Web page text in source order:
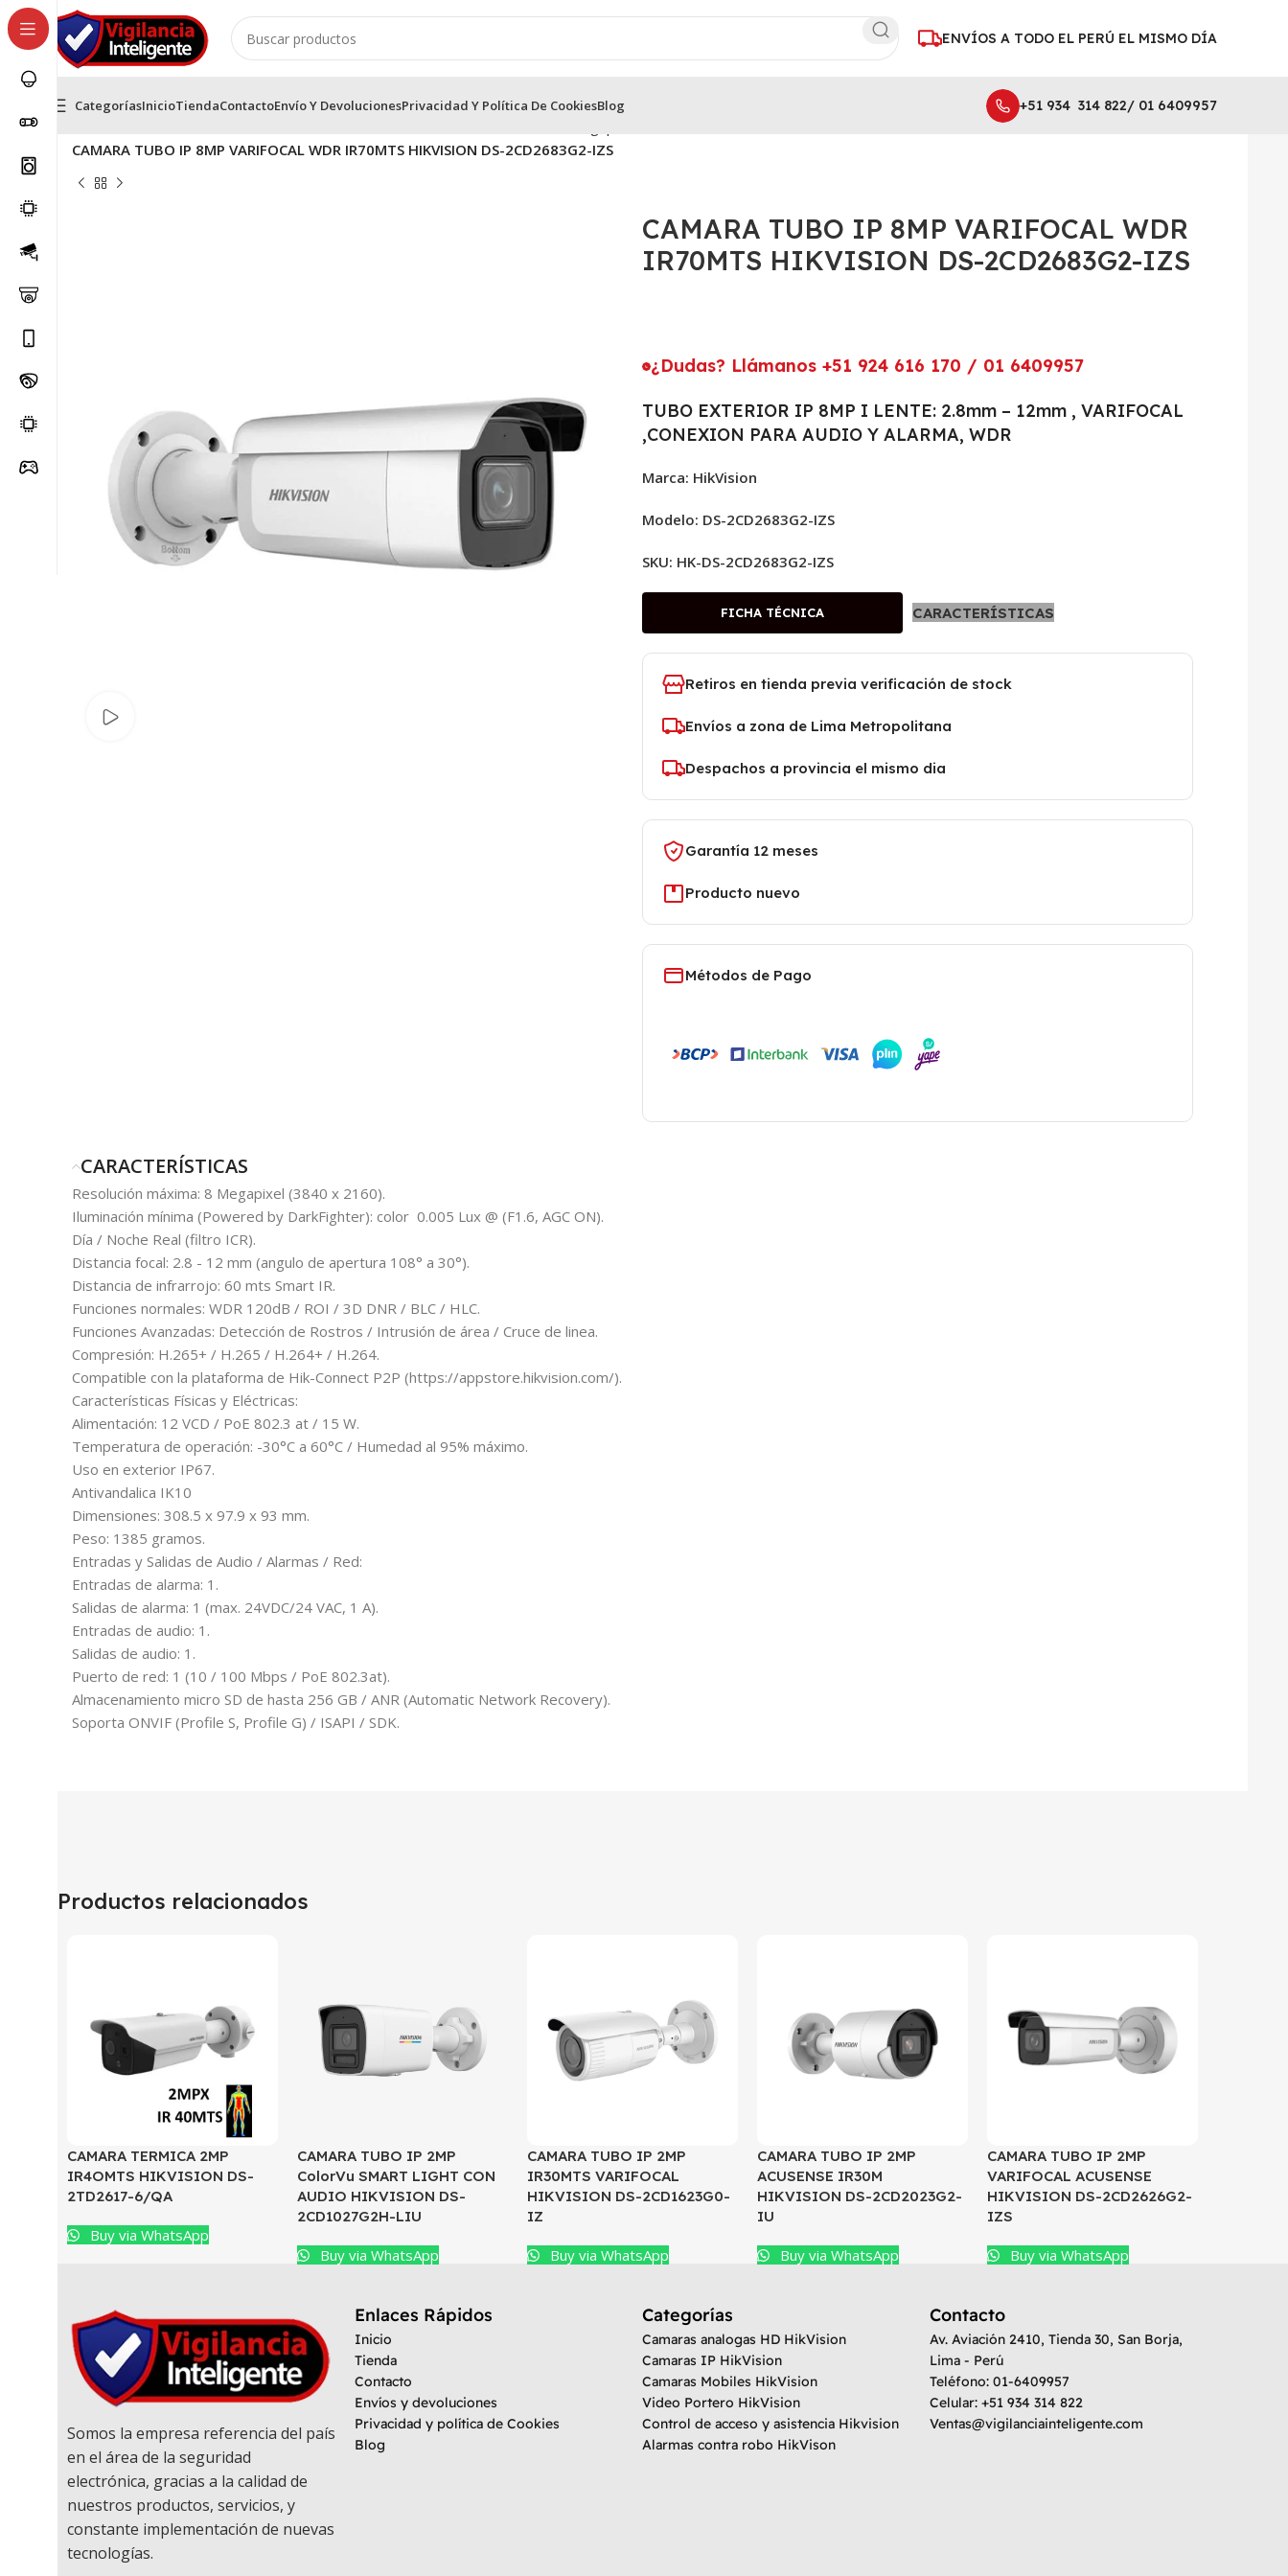
ENVÍOS A TODO EL PERÚ EL MISMO DÍA
CategoríasInicioTiendaContactoEnvío Y DevolucionesPrivacidad Y Política De CookiesBlog +51 934 314 822/ 01 6409957
CAMARA TUBO IP 8MP VARIFOCAL WDR IR70MTS HIKVISION DS-2CD2683G2-IZS
CAMARA TUBO IP 8MP VARIFOCAL WDR
IR70MTS HIKVISION DS-2CD2683G2-IZS
¿Dudas? Llámanos +51 924 616 170 / 01 6409957
TUBO EXTERIOR IP 8MP I LENTE: 2.8mm – 12mm , VARIFOCAL
,CONEXION PARA AUDIO Y ALARMA, WDR
Marca: HikVision
Modelo: DS-2CD2683G2-IZS
SKU: HK-DS-2CD2683G2-IZS
FICHA TÉCNICA CARACTERÍSTICAS
Retiros en tienda previa verificación de stock
Envíos a zona de Lima Metropolitana
Despachos a provincia el mismo dia
Garantía 12 meses
Producto nuevo
Métodos de Pago
CARACTERÍSTICAS
Resolución máxima: 8 Megapixel (3840 x 2160).
Iluminación mínima (Powered by DarkFighter): color 0.005 Lux @ (F1.6, AGC ON).
Día / Noche Real (filtro ICR).
Distancia focal: 2.8 - 12 mm (angulo de apertura 108° a 30°).
Distancia de infrarrojo: 60 mts Smart IR.
Funciones normales: WDR 120dB / ROI / 3D DNR / BLC / HLC.
Funciones Avanzadas: Detección de Rostros / Intrusión de área / Cruce de linea.
Compresión: H.265+ / H.265 / H.264+ / H.264.
Compatible con la plataforma de Hik-Connect P2P (https://appstore.hikvision.com/).
Características Físicas y Eléctricas:
Alimentación: 12 VCD / PoE 802.3 at / 15 W.
Temperatura de operación: -30°C a 60°C / Humedad al 95% máximo.
Uso en exterior IP67.
Antivandalica IK10
Dimensiones: 308.5 x 97.9 x 93 mm.
Peso: 1385 gramos.
Entradas y Salidas de Audio / Alarmas / Red:
Entradas de alarma: 1.
Salidas de alarma: 1 (max. 24VDC/24 VAC, 1 A).
Entradas de audio: 1.
Salidas de audio: 1.
Puerto de red: 1 (10 / 100 Mbps / PoE 802.3at).
Almacenamiento micro SD de hasta 256 GB / ANR (Automatic Network Recovery).
Soporta ONVIF (Profile S, Profile G) / ISAPI / SDK.
Productos relacionados
CAMARA TERMICA 2MP
IR4OMTS HIKVISION DS-
2TD2617-6/QA
Buy via WhatsApp
CAMARA TUBO IP 2MP
ColorVu SMART LIGHT CON
AUDIO HIKVISION DS-
2CD1027G2H-LIU
Buy via WhatsApp
CAMARA TUBO IP 2MP
IR30MTS VARIFOCAL
HIKVISION DS-2CD1623G0-
IZ
Buy via WhatsApp
CAMARA TUBO IP 2MP
ACUSENSE IR30M
HIKVISION DS-2CD2023G2-
IU
Buy via WhatsApp
CAMARA TUBO IP 2MP
VARIFOCAL ACUSENSE
HIKVISION DS-2CD2626G2-
IZS
Buy via WhatsApp
Somos la empresa referencia del país
en el área de la seguridad
electrónica, gracias a la calidad de
nuestros productos, servicios, y
constante implementación de nuevas
tecnologías.
Enlaces Rápidos
Inicio
Tienda
Contacto
Envíos y devoluciones
Privacidad y política de Cookies
Blog
Categorías
Camaras analogas HD HikVision
Camaras IP HikVision
Camaras Mobiles HikVision
Video Portero HikVision
Control de acceso y asistencia Hikvision
Alarmas contra robo HikVison
Contacto
Av. Aviación 2410, Tienda 30, San Borja,
Lima - Perú
Teléfono: 01-6409957
Celular: +51 934 314 822
Ventas@vigilanciainteligente.com